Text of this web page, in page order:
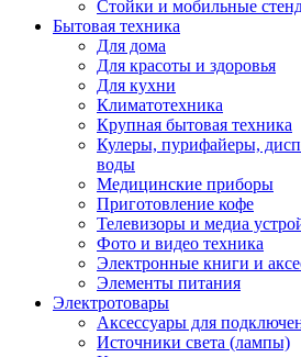
Стойки и мобильные
Бытовая техника
Для дома
Для красоты и здоровья
Для кухни
Климатотехника
Крупная бытовая техника
Кулеры, пурифайеры,
воды
Медицинские приборы
Приготовление кофе
Телевизоры и медиа
Фото и видео техника
Электронные книги и
Элементы питания
Электротовары
Аксессуары для
Источники света (лампы)